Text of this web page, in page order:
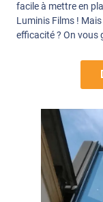
facile à mettre en
Luminis Films !
efficacité ? On vous